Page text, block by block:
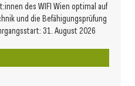
des WIFI Wien optimal auf
und die Befähigungsprüfung
31. August 2026